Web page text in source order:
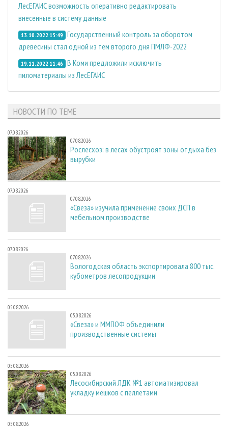
ЛесЕГАИС возможность оперативно редактировать
внесенные в систему данные
13.10.2022 15:49 Государственный контроль за оборотом
древесины стал одной из тем второго дня ПМЛФ-2022
19.11.2022 11:46 В Коми предложили исключить
пиломатериалы из ЛесЕГАИС
НОВОСТИ ПО ТЕМЕ
07.08.2026
07.08.2026
Рослесхоз: в лесах обустроят зоны отдыха без
вырубки
07.08.2026
07.08.2026
«Свеза» изучила применение своих ДСП в
мебельном производстве
07.08.2026
07.08.2026
Вологодская область экспортировала 800 тыс.
кубометров лесопродукции
05.08.2026
05.08.2026
«Свеза» и ММПОФ объединили
производственные системы
05.08.2026
05.08.2026
Лесосибирский ЛДК №1 автоматизировал
укладку мешков с пеллетами
05.08.2026